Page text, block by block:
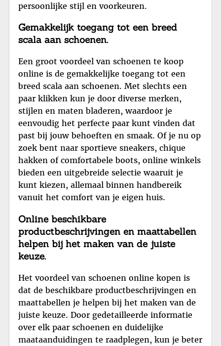
persoonlijke stijl en voorkeuren.
Gemakkelijk toegang tot een breed
scala aan schoenen.
Een groot voordeel van schoenen te koop
online is de gemakkelijke toegang tot een
breed scala aan schoenen. Met slechts een
paar klikken kun je door diverse merken,
stijlen en maten bladeren, waardoor je
eenvoudig het perfecte paar kunt vinden dat
past bij jouw behoeften en smaak. Of je nu op
zoek bent naar sportieve sneakers, chique
hakken of comfortabele boots, online winkels
bieden een uitgebreide selectie waaruit je
kunt kiezen, allemaal binnen handbereik
vanuit het comfort van je eigen huis.
Online beschikbare
productbeschrijvingen en maattabellen
helpen bij het maken van de juiste
keuze.
Het voordeel van schoenen online kopen is
dat de beschikbare productbeschrijvingen en
maattabellen je helpen bij het maken van de
juiste keuze. Door gedetailleerde informatie
over elk paar schoenen en duidelijke
maataanduidingen te raadplegen, kun je beter